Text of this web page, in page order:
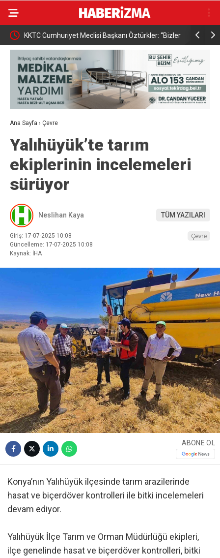
“Bizler Osmangazi Belediyesi çocuklara okuma kültürü
kazandırıyor
Ana Sayfa › Çevre
Yalıhüyük’te tarım
ekiplerinin incelemeleri
sürüyor
Neslihan Kaya TÜM YAZILARI
Giriş: 17-07-2025 10:08
Güncelleme: 17-07-2025 10:08
Kaynak: İHA
Çevre
ABONE OL
Konya’nın Yalıhüyük ilçesinde tarım arazilerinde
hasat ve biçerdöver kontrolleri ile bitki incelemeleri
devam ediyor.
Yalıhüyük İlçe Tarım ve Orman Müdürlüğü ekipleri,
ilçe genelinde hasat ve biçerdöver kontrolleri, bitki